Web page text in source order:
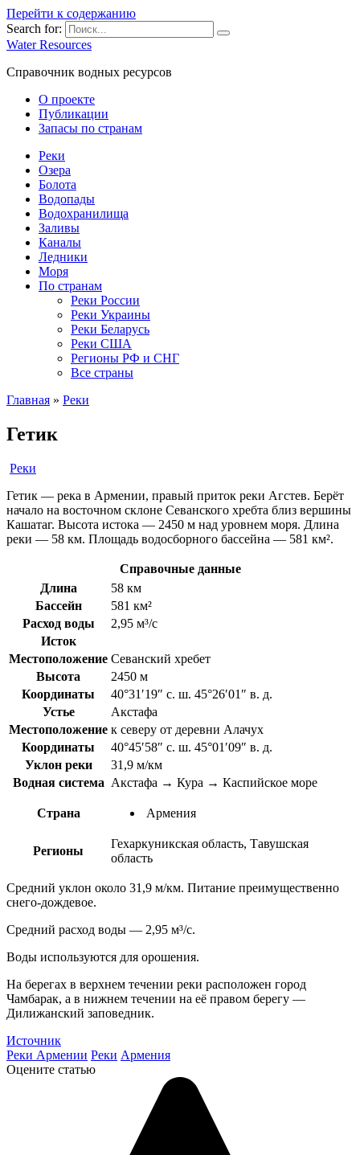
Перейти к содержанию
Search for:
Water Resources
Справочник водных ресурсов
О проекте
Публикации
Запасы по странам
Реки
Озера
Болота
Водопады
Водохранилища
Заливы
Каналы
Ледники
Моря
По странам
Реки России
Реки Украины
Реки Беларусь
Реки США
Регионы РФ и СНГ
Все страны
Главная » Реки
Гетик
Реки
Гетик — река в Армении, правый приток реки Агстев. Берёт
начало на восточном склоне Севанского хребта близ вершины
Кашатаг. Высота истока — 2450 м над уровнем моря. Длина
реки — 58 км. Площадь водосборного бассейна — 581 км².
Справочные данные
Длина
58 км
Бассейн
581 км²
Расход воды
2,95 м³/с
Исток
Местоположение Севанский хребет
Высота
2450 м
Координаты
40°31′19″ с. ш. 45°26′01″ в. д.
Устье
Акстафа
Местоположение к северу от деревни Алачух
Координаты
40°45′58″ с. ш. 45°01′09″ в. д.
Уклон реки
31,9 м/км
Водная система Акстафа → Кура → Каспийское море
Страна Армения
Регионы
Гехаркуникская область, Тавушская
область
Средний уклон около 31,9 м/км. Питание преимущественно
снего-дождевое.
Средний расход воды — 2,95 м³/с.
Воды используются для орошения.
На берегах в верхнем течении реки расположен город
Чамбарак, а в нижнем течении на её правом берегу —
Дилижанский заповедник.
Источник
Реки Армении Реки Армения
Оцените статью